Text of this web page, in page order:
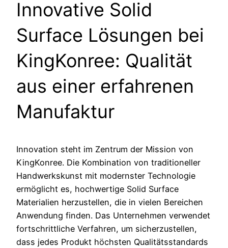
Innovative Solid
Surface Lösungen bei
KingKonree: Qualität
aus einer erfahrenen
Manufaktur
Innovation steht im Zentrum der Mission von
KingKonree. Die Kombination von traditioneller
Handwerkskunst mit modernster Technologie
ermöglicht es, hochwertige Solid Surface
Materialien herzustellen, die in vielen Bereichen
Anwendung finden. Das Unternehmen verwendet
fortschrittliche Verfahren, um sicherzustellen,
dass jedes Produkt höchsten Qualitätsstandards